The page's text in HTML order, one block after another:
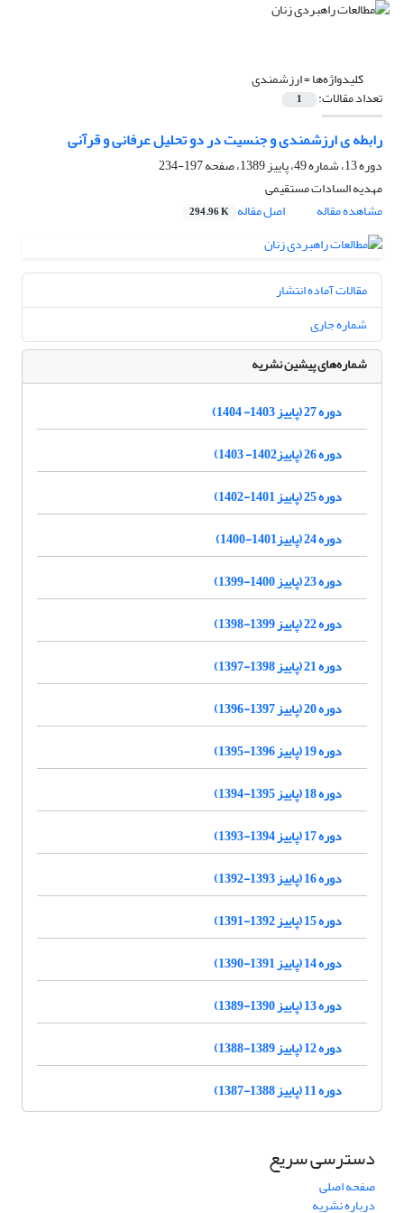
کلیدواژه‌ها =ارزشمندی
تعداد مقالات: 1
رابطه ی ارزشمندی و جنسیت در دو تحلیل عرفانی و قرآنی
دوره 13، شماره 49، پاییز 1389، صفحه
197-234
مهدیه السادات مستقیمی
مشاهده مقاله
اصل مقاله 294.96 K
مقالات آماده انتشار
شماره جاری
شماره‌های پیشین نشریه
دوره 27 (پاییز 1403- 1404)
دوره 26 (پاییز1402- 1403)
دوره 25 (پاییز 1401-1402)
دوره 24 (پاییز1401-1400)
دوره 23 (پاییز 1400-1399)
دوره 22 (پاییز 1399-1398)
دوره 21 (پاییز 1398-1397)
دوره 20 (پاییز 1397-1396)
دوره 19 (پاییز 1396-1395)
دوره 18 (پاییز 1395-1394)
دوره 17 (پاییز 1394-1393)
دوره 16 (پاییز 1393-1392)
دوره 15 (پاییز 1392-1391)
دوره 14 (پاییز 1391-1390)
دوره 13 (پاییز 1390-1389)
دوره 12 (پاییز 1389-1388)
دوره 11 (پاییز 1388-1387)
دسترسی سریع
صفحه اصلی
درباره نشریه